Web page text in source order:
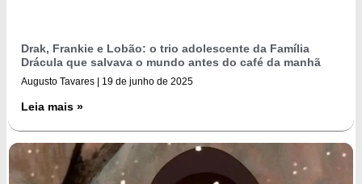
Drak, Frankie e Lobão: o trio adolescente da Família
Drácula que salvava o mundo antes do café da manhã
Augusto Tavares 19 de junho de 2025
Leia mais »